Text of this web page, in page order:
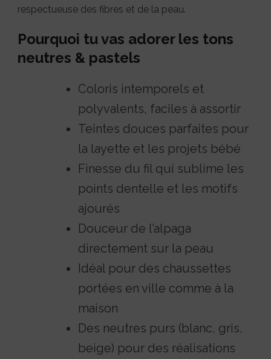
respectueuse des fibres et de la peau.
Pourquoi tu vas adorer les tons
neutres & pastels
Coloris intemporels et
polyvalents, faciles à assortir
Teintes douces parfaites pour
la layette et les projets bébé
Finesse du fil qui sublime les
points dentelle et les motifs
ajourés
Douceur de l’alpaga
directement sur la peau
Idéal pour des chaussettes
portées en ville comme à la
maison
Des neutres purs (blanc, gris,
beige) pour des réalisations